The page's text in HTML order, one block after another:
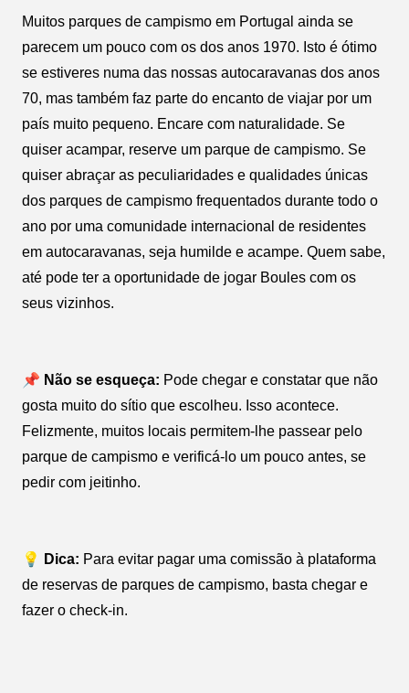
Muitos parques de campismo em Portugal ainda se
parecem um pouco com os dos anos 1970. Isto é ótimo
se estiveres numa das nossas autocaravanas dos anos
70, mas também faz parte do encanto de viajar por um
país muito pequeno. Encare com naturalidade. Se
quiser acampar, reserve um parque de campismo. Se
quiser abraçar as peculiaridades e qualidades únicas
dos parques de campismo frequentados durante todo o
ano por uma comunidade internacional de residentes
em autocaravanas, seja humilde e acampe. Quem sabe,
até pode ter a oportunidade de jogar Boules com os
seus vizinhos.
📌 Não se esqueça: Pode chegar e constatar que não
gosta muito do sítio que escolheu. Isso acontece.
Felizmente, muitos locais permitem-lhe passear pelo
parque de campismo e verificá-lo um pouco antes, se
pedir com jeitinho.
💡 Dica: Para evitar pagar uma comissão à plataforma
de reservas de parques de campismo, basta chegar e
fazer o check-in.